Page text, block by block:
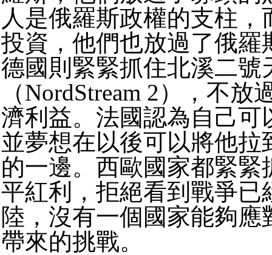
人是俄羅斯政權的支柱，
投資，他們也放過了俄羅
德國則緊緊抓住北溪二號
（NordStream 2），不
濟利益。 法國認為自己可
並夢想在以後可以將他拉
的一邊。 西歐國家都緊緊
平紅利，拒絕看到戰爭已
陸，沒有一個國家能夠應
帶來的挑戰。